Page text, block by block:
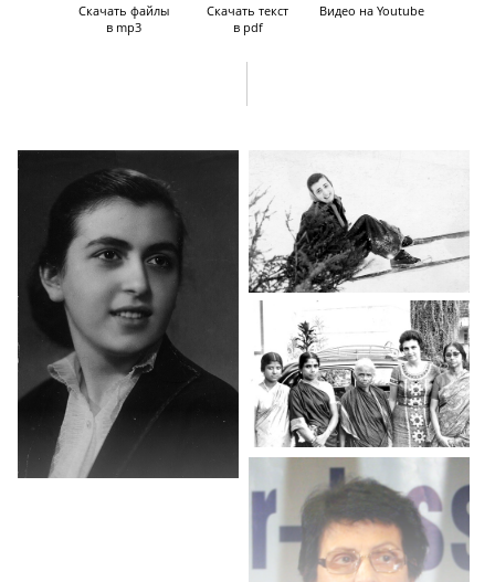
Скачать файлы
в mp3
Скачать текст
в pdf
Видео на Youtube